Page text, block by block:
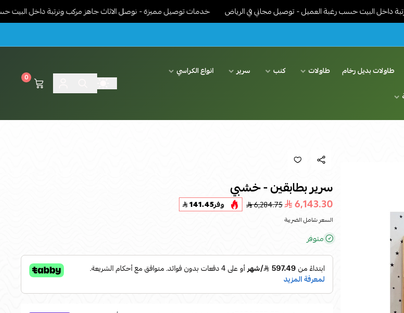
حسب رغبة العميل - توصيل مجاني في الرياض خدمات توصيل مميزة - نوصل الاثاث جاهز مركب ونرتبة داخل البيت حسب رغبة
طاولات بديل رخام طاولات كنب سرير
انواع الكراسي
0
سرير بطابقين - خشبي
6,143.30
6,284.75 وفر141.45
السعر شامل الضريبة
متوفر